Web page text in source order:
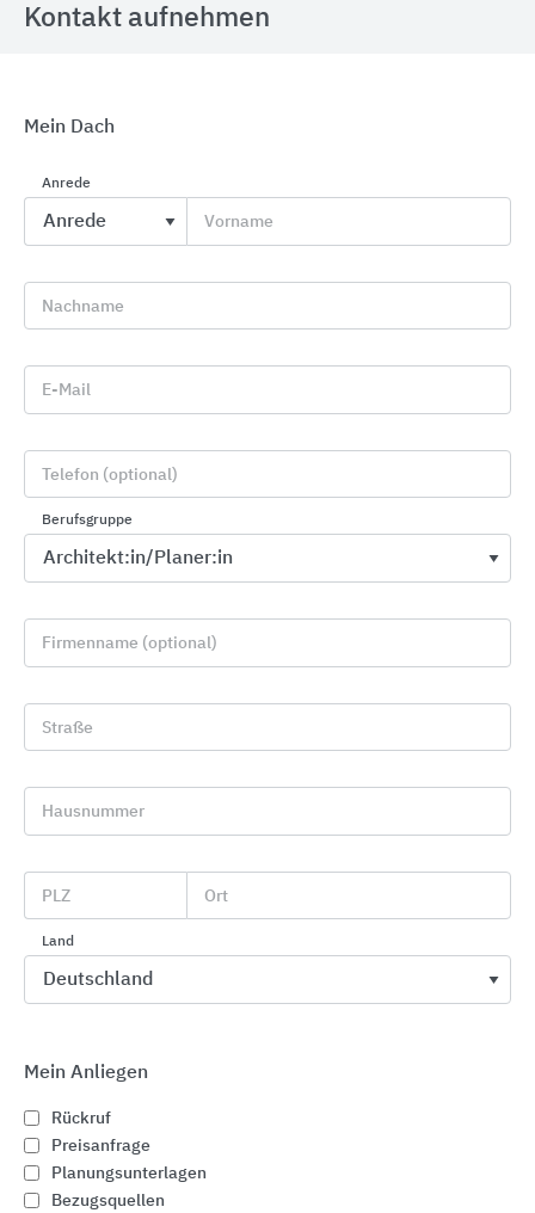
Absturzsicherungssysteme an Gebäuden
SKYLOTEC
Traditionelle Tondachziegel
Jacobi Dachziegel
Kontakt aufnehmen
Mein Dach
Anrede
Vorname
Nachname
E-Mail
Telefon (optional)
Berufsgruppe
Firmenname (optional)
Straße
Hausnummer
PLZ Ort
Land
Mein Anliegen
Rückruf
Preisanfrage
Planungsunterlagen
Bezugsquellen